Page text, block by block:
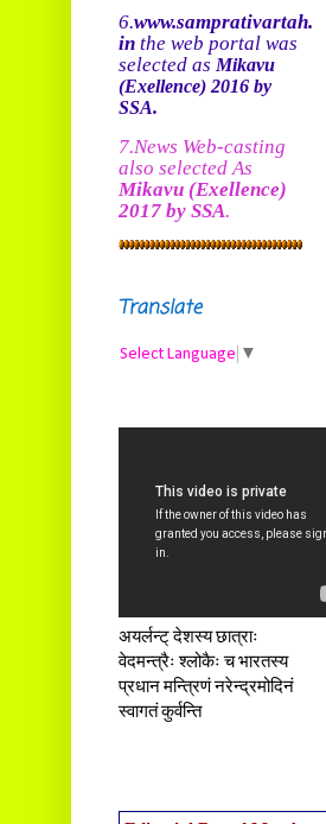
6.www.samprativartah.
in the web portal was
selected asMikavu
(Exellence)2016 by
SSA.
7.News Web-casting
also selected As
Mikavu (Exellence)
2017 by SSA.
Translate
Select Language ▼
अयर्लन्ट् देशस्य छात्राः
वेदमन्त्रैः श्लोकैः च भारतस्य
प्रधान मन्त्रिणं नरेन्द्रमोदिनं
स्वागतं कुर्वन्ति